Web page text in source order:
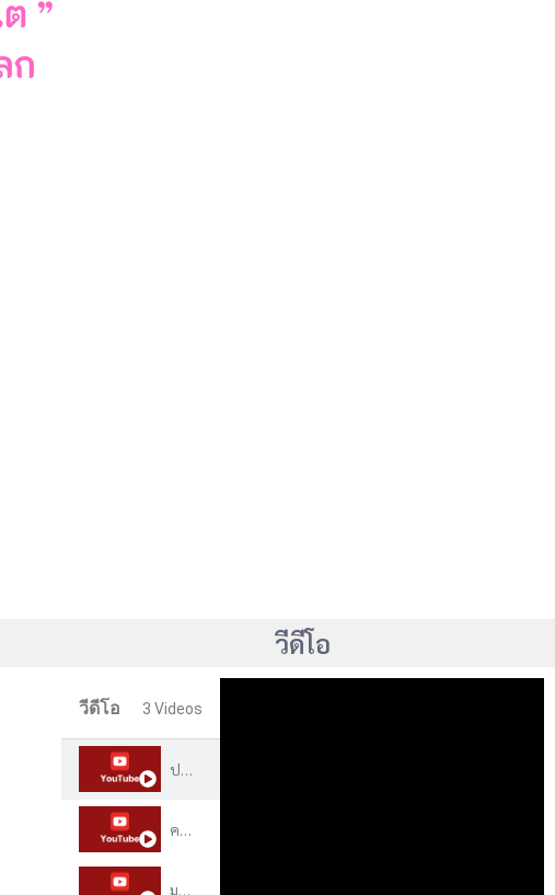
วีดีโอ
วีดีโอ 3 Videos
ประวัติวิทยาลัยสงฆ์เลย
คณะครุศาสตร์ สาขาการสอนภาษาไทย
มจร.วิทยาลัยสงฆ์เลย - ว่าน วรายุทธ